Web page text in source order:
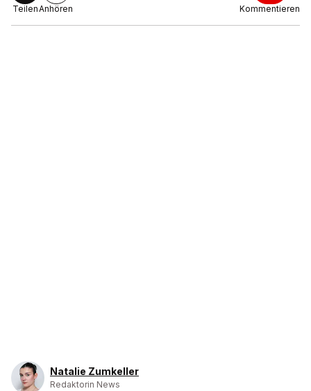
TeilenAnhören Kommentieren
Natalie Zumkeller
Redaktorin News